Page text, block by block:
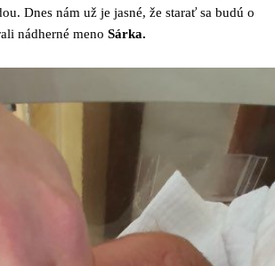
Dnes nám už je jasné, že starať sa budú o
nádherné meno Sárka.